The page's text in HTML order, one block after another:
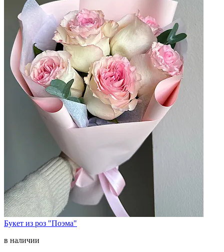
Букет из роз "Поэма"
в наличии